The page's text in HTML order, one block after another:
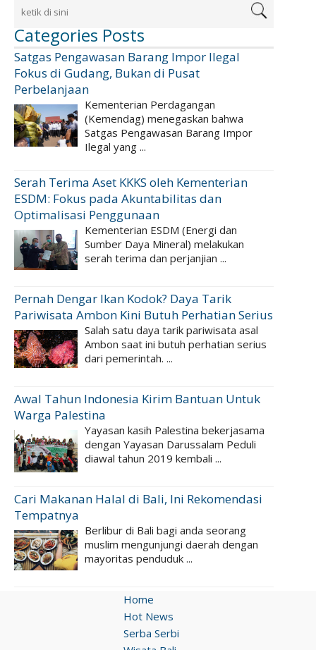
Categories Posts
Satgas Pengawasan Barang Impor Ilegal
Fokus di Gudang, Bukan di Pusat
Perbelanjaan
Kementerian Perdagangan
(Kemendag) menegaskan bahwa
Satgas Pengawasan Barang Impor
Ilegal yang ...
Serah Terima Aset KKKS oleh Kementerian
ESDM: Fokus pada Akuntabilitas dan
Optimalisasi Penggunaan
Kementerian ESDM (Energi dan
Sumber Daya Mineral) melakukan
serah terima dan perjanjian ...
Pernah Dengar Ikan Kodok? Daya Tarik
Pariwisata Ambon Kini Butuh Perhatian Serius
Salah satu daya tarik pariwisata asal
Ambon saat ini butuh perhatian serius
dari pemerintah. ...
Awal Tahun Indonesia Kirim Bantuan Untuk
Warga Palestina
Yayasan kasih Palestina bekerjasama
dengan Yayasan Darussalam Peduli
diawal tahun 2019 kembali ...
Cari Makanan Halal di Bali, Ini Rekomendasi
Tempatnya
Berlibur di Bali bagi anda seorang
muslim mengunjungi daerah dengan
mayoritas penduduk ...
Home
Hot News
Serba Serbi